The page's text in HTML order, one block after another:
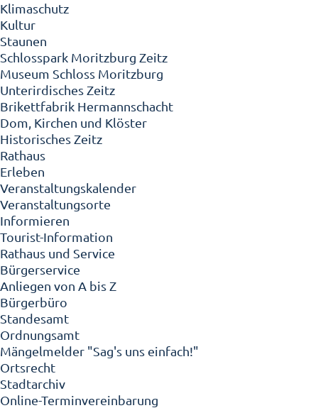
Klimaschutz
Kultur
Staunen
Schlosspark Moritzburg Zeitz
Museum Schloss Moritzburg
Unterirdisches Zeitz
Brikettfabrik Hermannschacht
Dom, Kirchen und Klöster
Historisches Zeitz
Rathaus
Erleben
Veranstaltungskalender
Veranstaltungsorte
Informieren
Tourist-Information
Rathaus und Service
Bürgerservice
Anliegen von A bis Z
Bürgerbüro
Standesamt
Ordnungsamt
Mängelmelder "Sag's uns einfach!"
Ortsrecht
Stadtarchiv
Online-Terminvereinbarung